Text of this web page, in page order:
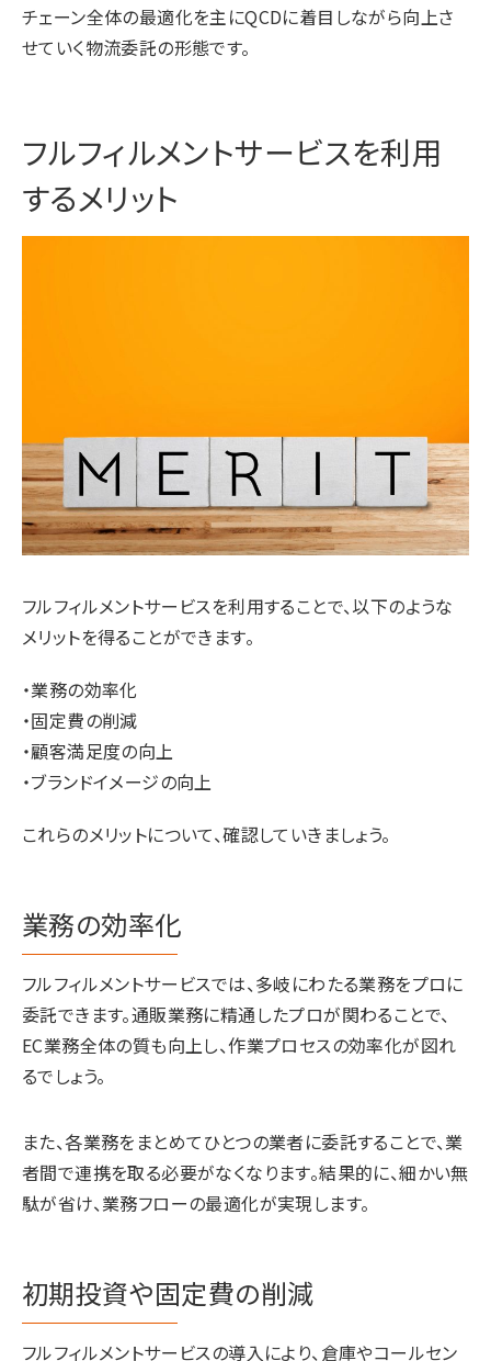
チェーン全体の最適化を主にQCDに着目しながら向上さ
せていく物流委託の形態です。
フルフィルメントサービスを利用
するメリット
フルフィルメントサービスを利用することで、以下のような
メリットを得ることができます。
・業務の効率化
・固定費の削減
・顧客満足度の向上
・ブランドイメージの向上
これらのメリットについて、確認していきましょう。
業務の効率化
フルフィルメントサービスでは、多岐にわたる業務をプロに
委託できます。通販業務に精通したプロが関わることで、
EC業務全体の質も向上し、作業プロセスの効率化が図れ
るでしょう。
また、各業務をまとめてひとつの業者に委託することで、業
者間で連携を取る必要がなくなります。結果的に、細かい無
駄が省け、業務フローの最適化が実現します。
初期投資や固定費の削減
フルフィルメントサービスの導入により、倉庫やコールセン